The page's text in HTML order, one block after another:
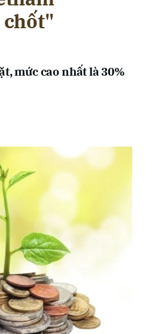
chốt"
mức cao nhất là 30%